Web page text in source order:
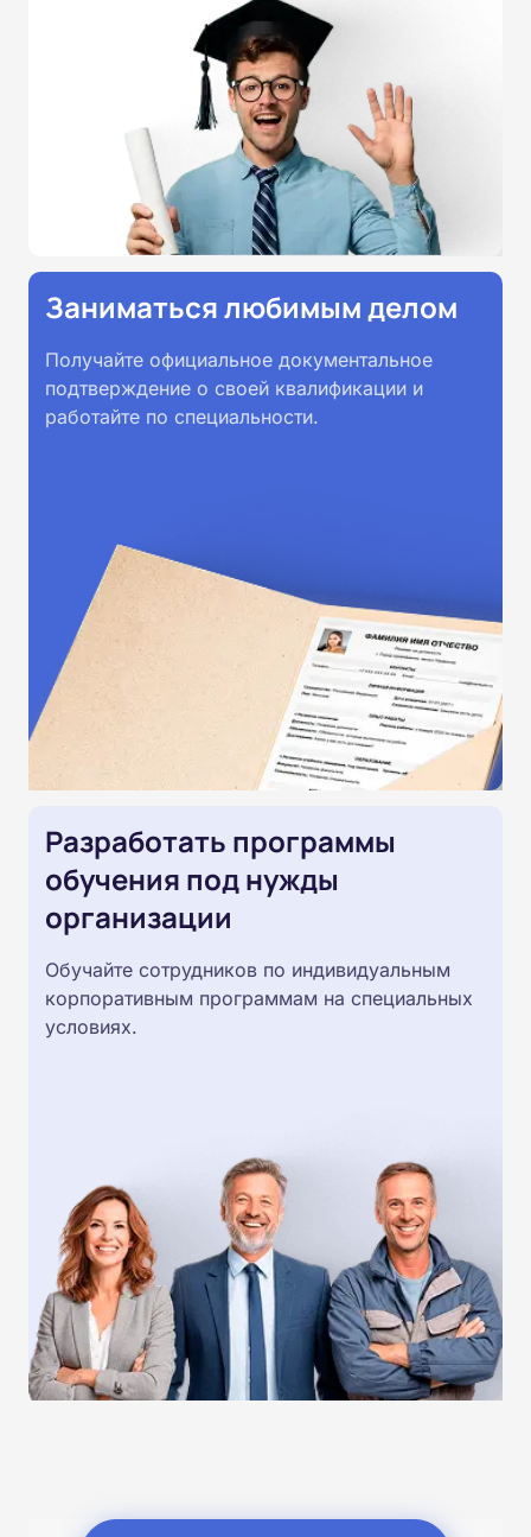
Заниматься любимым делом
Получайте официальное документальное
подтверждение о своей квалификации и
работайте по специальности.
Разработать программы
обучения под нужды
организации
Обучайте сотрудников по индивидуальным
корпоративным программам на специальных
условиях.